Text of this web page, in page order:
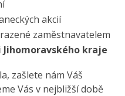
akcií
zaměstnavatelem
Jihomoravského kraje
zašlete nám Váš
Vás v nejbližší době